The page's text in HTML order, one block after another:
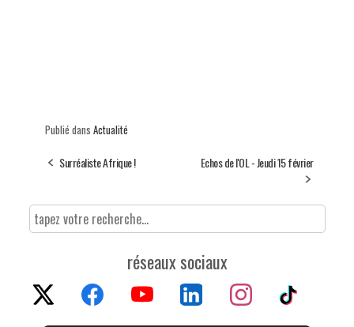
Publié dans Actualité
Surréaliste Afrique ! Echos de l'OL - Jeudi 15 février
réseaux sociaux